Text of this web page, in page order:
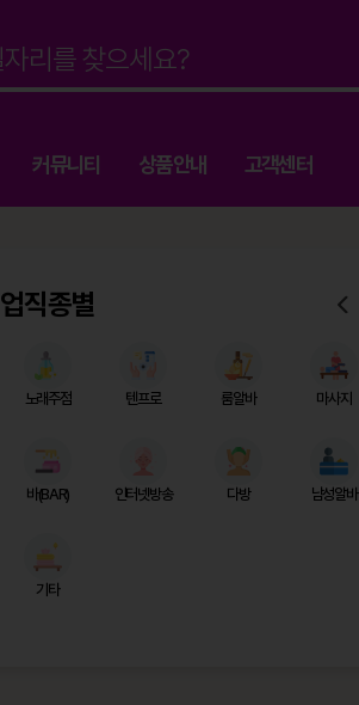
커뮤니티 상품안내 고객센터
업직종별
노래주점 텐프로 룸알바 마사지
바(BAR) 인터넷방송 다방 남성알바
기타